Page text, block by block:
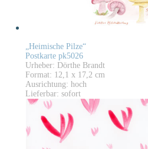
„Heimische Pilze“
Postkarte pk5026
Urheber: Dörthe Brandt
Format: 12,1 x 17,2 cm
Ausrichtung: hoch
Lieferbar: sofort